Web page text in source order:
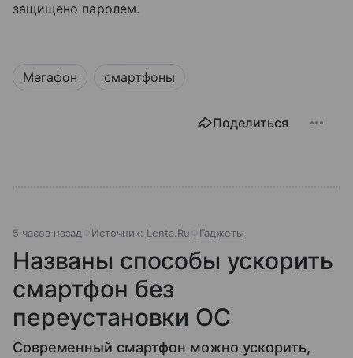
защищено паролем.
Мегафон смартфоны
Поделиться
5 часов назад Источник: Lenta.Ru Гаджеты
Названы способы ускорить
смартфон без
переустановки ОС
Современный смартфон можно ускорить,